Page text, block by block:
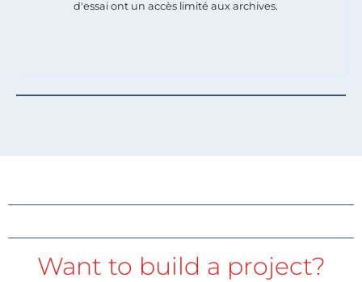
d'essai ont un accès limité aux archives.
Want to build a project?